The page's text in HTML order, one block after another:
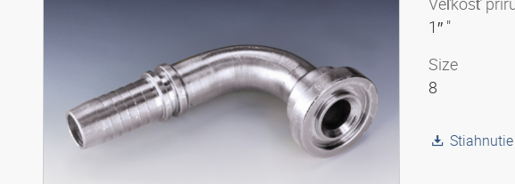
1″ "
Size
8